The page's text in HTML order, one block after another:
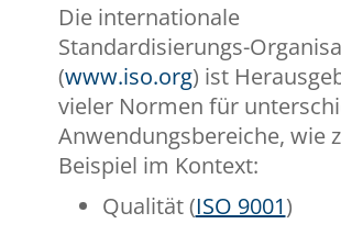
Die internationale
Standardisierungs-
(www.iso.org) ist
vieler Normen für
Anwendungsbereiche, wie
Beispiel im Kontext:
Qualität (ISO 9001)